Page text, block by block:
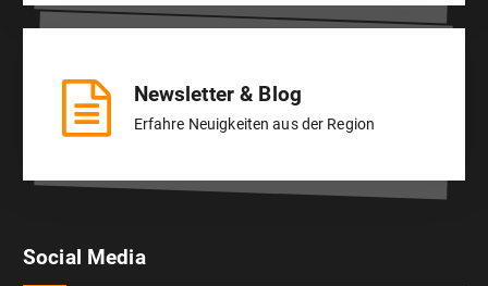
Newsletter & Blog
Erfahre Neuigkeiten aus der Region
Social Media